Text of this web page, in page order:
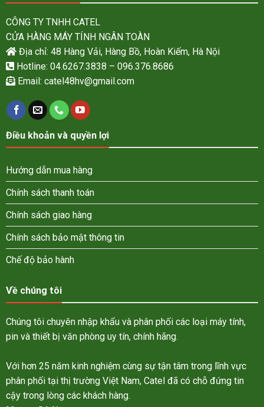
CÔNG TY TNHH CATEL
CỬA HÀNG MÁY TÍNH NGÂN TOÀN
Địa chỉ: 48 Hàng Vải, Hàng Bồ, Hoàn Kiếm, Hà Nội
Hotline: 04.6267.3838 – 096.376.8686
Email: catel48hv@gmail.com
Điều khoản và quyền lợi
Hướng dẫn mua hàng
Chính sách thanh toán
Chính sách giao hàng
Chính sách bảo mật thông tin
Chế độ bảo hành
Về chúng tôi
Chúng tôi chuyên nhập khẩu và phân phối các loại máy tính,
pin và thiết bị văn phòng uy tín, chính hãng.
Với hơn 25 năm kinh nghiệm cùng sự tận tâm trong lĩnh vực
phân phối tại thị trường Việt Nam, Catel đã có chỗ đứng tin
cậy trong lòng các khách hàng.